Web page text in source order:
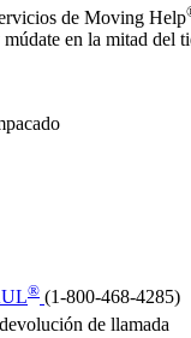
de Moving Help
en la mitad del
® (1-800-468-4285)
de llamada